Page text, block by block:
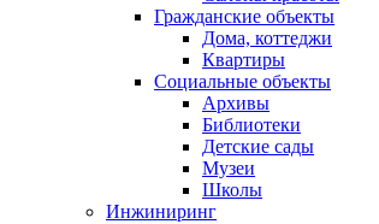
Гражданские объекты
Дома, коттеджи
Квартиры
Социальные объекты
Архивы
Библиотеки
Детские сады
Музеи
Школы
Инжиниринг